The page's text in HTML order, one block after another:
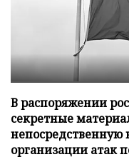
В распоряжении
секретные
непосредственную
организации атак